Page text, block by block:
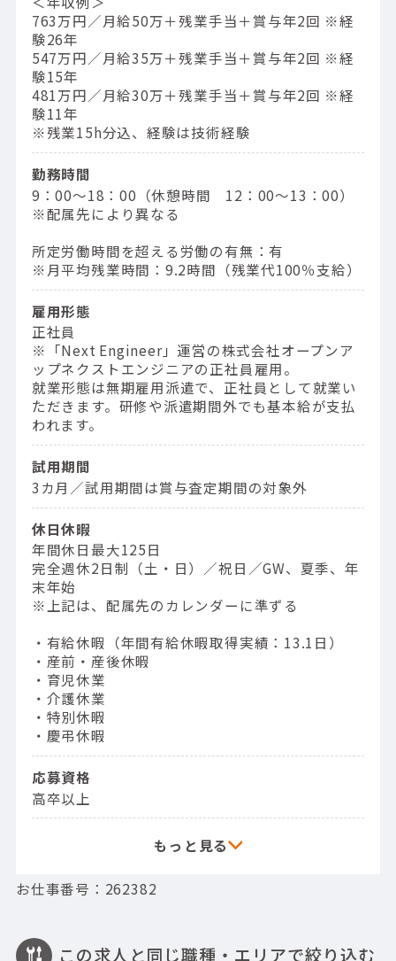
763万円／⽉給50万＋残業⼿当＋賞与年2回 ※経
験26年
547万円／⽉給35万＋残業⼿当＋賞与年2回 ※経
験15年
481万円／⽉給30万＋残業⼿当＋賞与年2回 ※経
験11年
※残業15h分込、経験は技術経験
勤務時間
9：00〜18：00（休憩時間 12：00〜13：00）
※配属先により異なる
所定労働時間を超える労働の有無：有
※月平均残業時間：9.2時間（残業代100％支給）
雇用形態
正社員
※「Next Engineer」運営の株式会社オープンア
ップネクストエンジニアの正社員雇用。
就業形態は無期雇用派遣で、正社員として就業い
ただきます。研修や派遣期間外でも基本給が支払
われます。
試用期間
3カ月／試用期間は賞与査定期間の対象外
休日休暇
年間休日最大125日
完全週休2日制（土・日）／祝日／GW、夏季、年
末年始
※上記は、配属先のカレンダーに準ずる
・有給休暇（年間有給休暇取得実績：13.1日）
・産前・産後休暇
・育児休業
・介護休業
・特別休暇
・慶弔休暇
応募資格
高卒以上
お仕事番号：262382
この求人と同じ職種・エリアで絞り込む